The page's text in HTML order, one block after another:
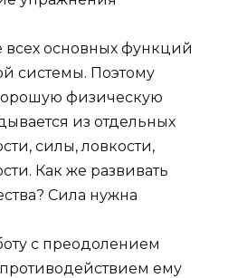
всех основных функций
системы. Поэтому
физическую
из отдельных
силы, ловкости,
Как же развивать
Сила нужна
с преодолением
ему